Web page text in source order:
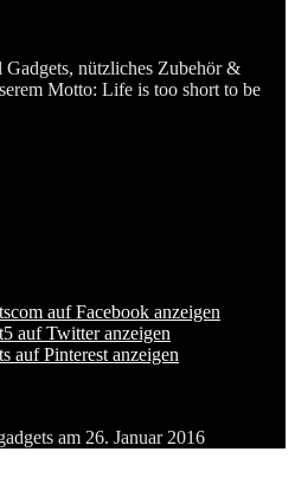
nützliches Zubehör &
Motto: Life is too short to be
auf Facebook anzeigen
auf Twitter anzeigen
auf Pinterest anzeigen
am 26. Januar 2016